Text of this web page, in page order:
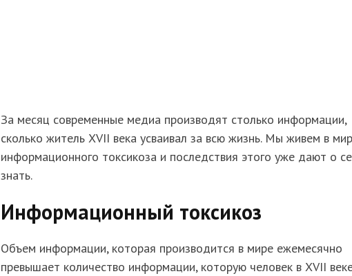
За месяц современные медиа производят столько информации,
сколько житель XVII века усваивал за всю жизнь. Мы живем в
информационного токсикоза и последствия этого уже дают о
знать.
Информационный токсикоз
Объем информации, которая производится в мире ежемесячно
превышает количество информации, которую человек в XVII